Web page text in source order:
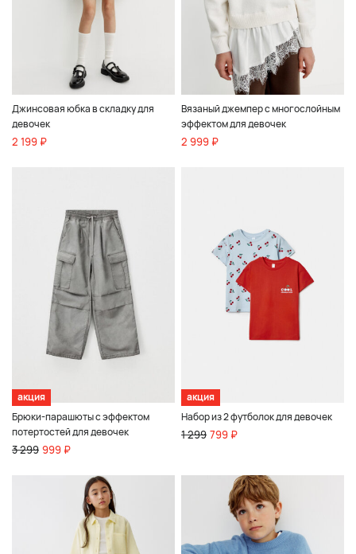
Джинсовая юбка в складку для
девочек
2 199 ₽
Вязаный джемпер с многослойным
эффектом для девочек
2 999 ₽
акция
Брюки-парашюты с эффектом
потертостей для девочек
3 299 999 ₽
акция
Набор из 2 футболок для девочек
1 299 799 ₽